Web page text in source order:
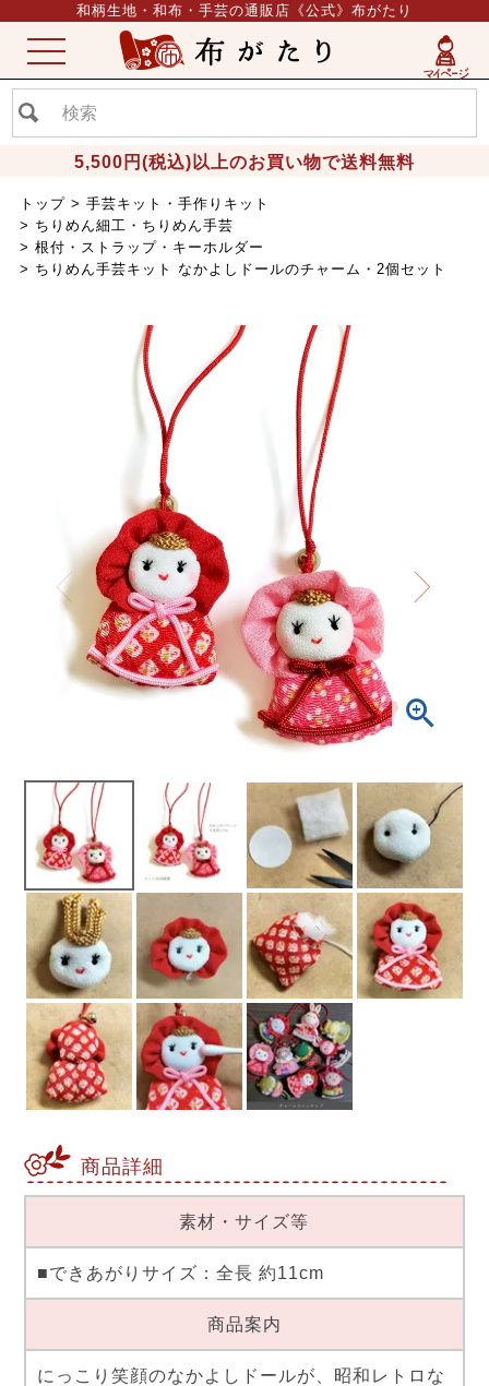
和柄生地・和布・手芸の通販店《公式》布がたり
5,500円(税込)以上のお買い物で送料無料
ME
NU
トップ
手芸キット・手作りキット
ちりめん細工・ちりめん手芸
根付・ストラップ・キーホルダー
ちりめん手芸キット なかよしドールのチャーム・2個セット
商品詳細
素材・サイズ等
■できあがりサイズ：全長 約11cm
商品案内
にっこり笑顔のなかよしドールが、昭和レトロな